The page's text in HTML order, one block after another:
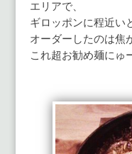
エリアで、
ギロッポンに程近い
オーダーしたのは焦
これ超お勧め麺に